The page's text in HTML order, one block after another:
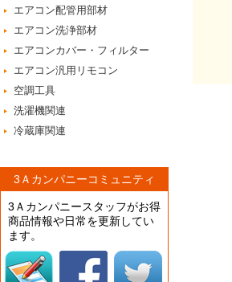
エアコン配管用部材
エアコン洗浄部材
エアコンカバー・フィルター
エアコン汎用リモコン
空調工具
洗濯機関連
冷蔵庫関連
3Ａカンパニーコミュニティ
3Ａカンパニースタッフがお得
商品情報や日常を更新してい
ます。